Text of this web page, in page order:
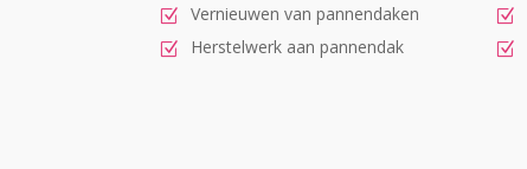
Vernieuwen van pannendaken
Herstelwerk aan pannendak